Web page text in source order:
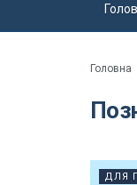
Головна
ДЛЯ